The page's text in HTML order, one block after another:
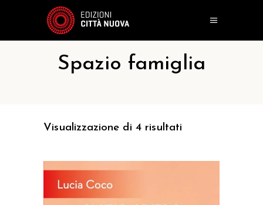
Spazio famiglia
Visualizzazione di 4 risultati